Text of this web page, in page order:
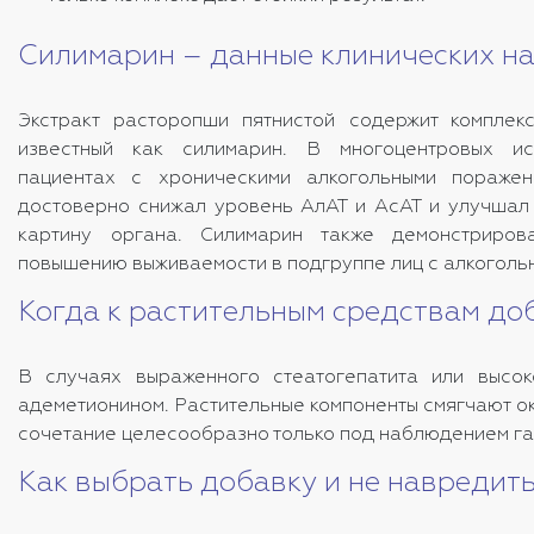
Силимарин – данные клинических
Экстракт расторопши пятнистой содержит
известный как силимарин. В многоцентровых
пациентах с хроническими алкогольными
достоверно снижал уровень АлАТ и АсАТ и улучшал
картину органа. Силимарин также
повышению выживаемости в подгруппе лиц с
Когда к растительным средствам
В случаях выраженного стеатогепатита или
адеметионином. Растительные компоненты смягчают
сочетание целесообразно только под наблюдением
Как выбрать добавку и не